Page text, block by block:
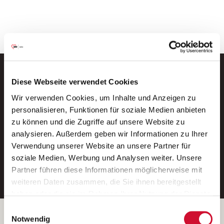
Diese Webseite verwendet Cookies
Wir verwenden Cookies, um Inhalte und Anzeigen zu
personalisieren, Funktionen für soziale Medien anbieten
zu können und die Zugriffe auf unsere Website zu
analysieren. Außerdem geben wir Informationen zu Ihrer
Verwendung unserer Website an unsere Partner für
soziale Medien, Werbung und Analysen weiter. Unsere
Partner führen diese Informationen möglicherweise mit
weiteren Daten zusammen, die Sie ihnen bereitgestellt
Wenn Sie auf „Cookies zulassen“ klicken, so stimmen
Notwendig
Neue Stellen per E-Mail.
Ein kostenloser Service von AWO
Jobs.
E-Mail-Adresse eintragen
Betreiber der Webseite